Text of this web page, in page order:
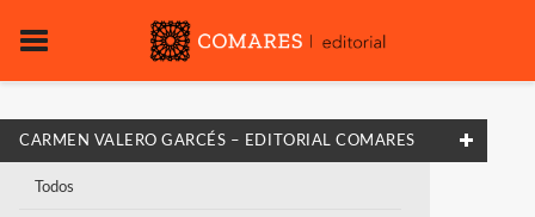
CARMEN VALERO GARCÉS – EDITORIAL COMARES
Todos